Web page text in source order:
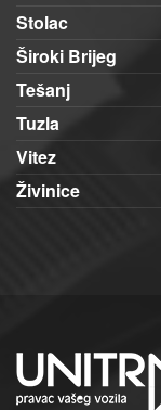
Stolac
Široki Brijeg
Tešanj
Tuzla
Vitez
Živinice